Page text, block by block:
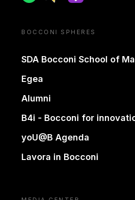
BOCCONI SPHERES
SDA Bocconi School of
Egea
Alumni
B4i - Bocconi for
yoU@B Agenda
Lavora in Bocconi